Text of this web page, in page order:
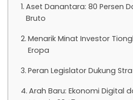
Aset Danantara: 80 Persen
Bruto
Menarik Minat Investor
Eropa
Peran Legislator Dukung
Arah Baru: Ekonomi Digital